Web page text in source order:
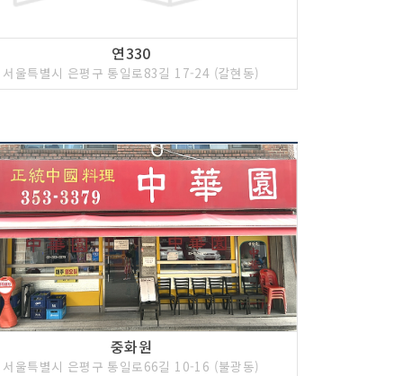
연330
서울특별시 은평구 통일로83길 17-24 (갈현동)
중화원
서울특별시 은평구 통일로66길 10-16 (불광동)